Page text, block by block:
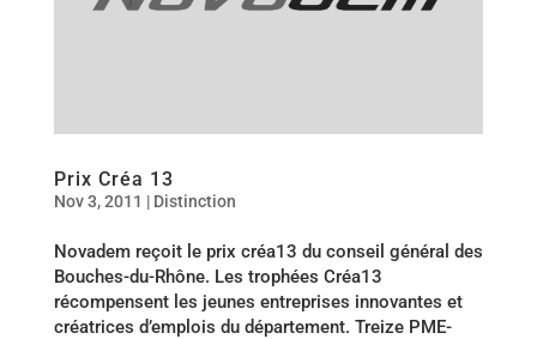
Prix Créa 13
Nov 3, 2011 | Distinction
Novadem reçoit le prix créa13 du conseil général des
Bouches-du-Rhône. Les trophées Créa13
récompensent les jeunes entreprises innovantes et
créatrices d’emplois du département. Treize PME-